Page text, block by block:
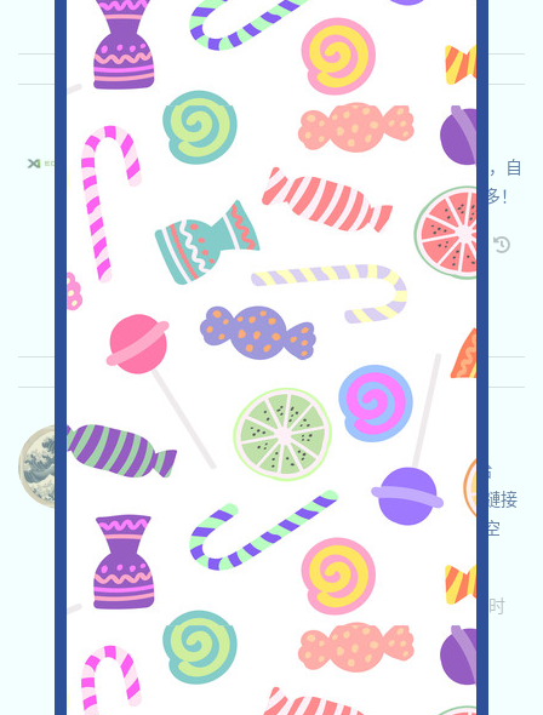
X1ecochain-ECO 语言：
X1ecochain正在進行激勵測試網，打开活动页面，自
行儘調並自負安全，完成各项任务，邀请获得更多！
关联:需申请 Twitter ETH/ERC/EVM
邀请
收录时间: 2026/04/25
重要程度:
★★☆ 查阅详情
Whalecoineth-Whalecoin 语言：
Whalecoin正在空投，這是一個MEME幣，空投給
CryptoOG持有者，現在是X(Twitter)倫，不需要鏈接
錢包，請自行儘調並自負安全，檢查資格，領取空
投！
关联: 需申请 ETH/ERC/EVM
收录时
间: 2026/04/25
重要程度:
2.9 查阅详情